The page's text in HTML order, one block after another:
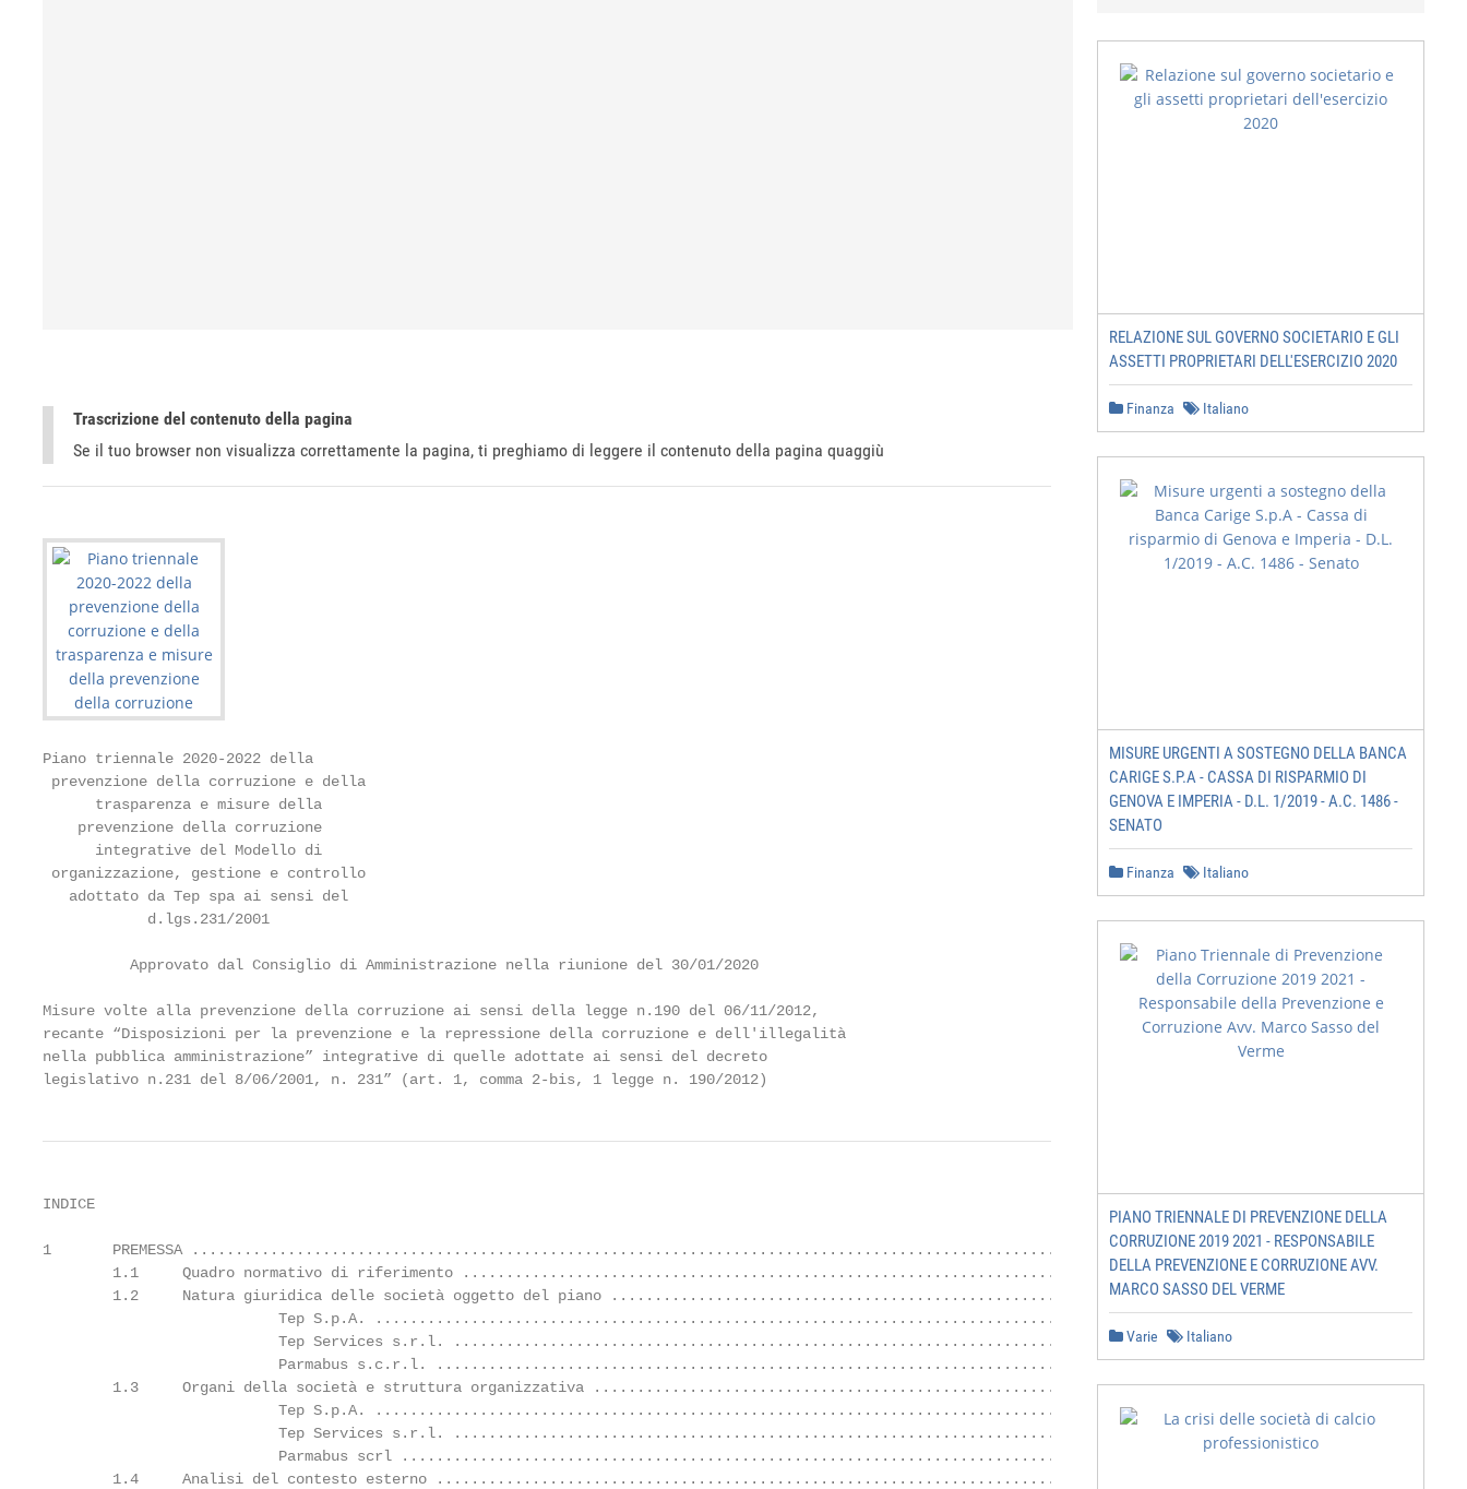
Trascrizione del contenuto della pagina
Se il tuo browser non visualizza correttamente la pagina, ti preghiamo di leggere il contenuto della pagina quaggiù
Piano triennale 2020-2022 della
prevenzione della corruzione e della
      trasparenza e misure della
    prevenzione della corruzione
      integrative del Modello di
organizzazione, gestione e controllo
   adottato da Tep spa ai sensi del
            d.lgs.231/2001
          Approvato dal Consiglio di Amministrazione nella riunione del 30/01/2020
Misure volte alla prevenzione della corruzione ai sensi della legge n.190 del 06/11/2012,
recante “Disposizioni per la prevenzione e la repressione della corruzione e dell'illegalità
nella pubblica amministrazione” integrative di quelle adottate ai sensi del decreto
legislativo n.231 del 8/06/2001, n. 231” (art. 1, comma 2-bis, 1 legge n. 190/2012)
INDICE
1       PREMESSA ......................................................................................................................... 5
        1.1     Quadro normativo di riferimento ........................................................................... 5
        1.2     Natura giuridica delle società oggetto del piano .................................................... 6
                           Tep S.p.A. ..................................................................................................... 6
                           Tep Services s.r.l. .......................................................................................... 7
                           Parmabus s.c.r.l. ........................................................................................... 7
        1.3     Organi della società e struttura organizzativa ........................................................ 7
                           Tep S.p.A. ..................................................................................................... 7
                           Tep Services s.r.l. .......................................................................................... 8
                           Parmabus scrl ............................................................................................... 9
        1.4     Analisi del contesto esterno .................................................................................... 9
RELAZIONE SUL GOVERNO SOCIETARIO E GLI
ASSETTI PROPRIETARI DELL'ESERCIZIO 2020
Finanza Italiano
MISURE URGENTI A SOSTEGNO DELLA BANCA
CARIGE S.P.A - CASSA DI RISPARMIO DI
GENOVA E IMPERIA - D.L. 1/2019 - A.C. 1486 -
SENATO
Finanza Italiano
PIANO TRIENNALE DI PREVENZIONE DELLA
CORRUZIONE 2019 2021 - RESPONSABILE
DELLA PREVENZIONE E CORRUZIONE AVV.
MARCO SASSO DEL VERME
Varie Italiano